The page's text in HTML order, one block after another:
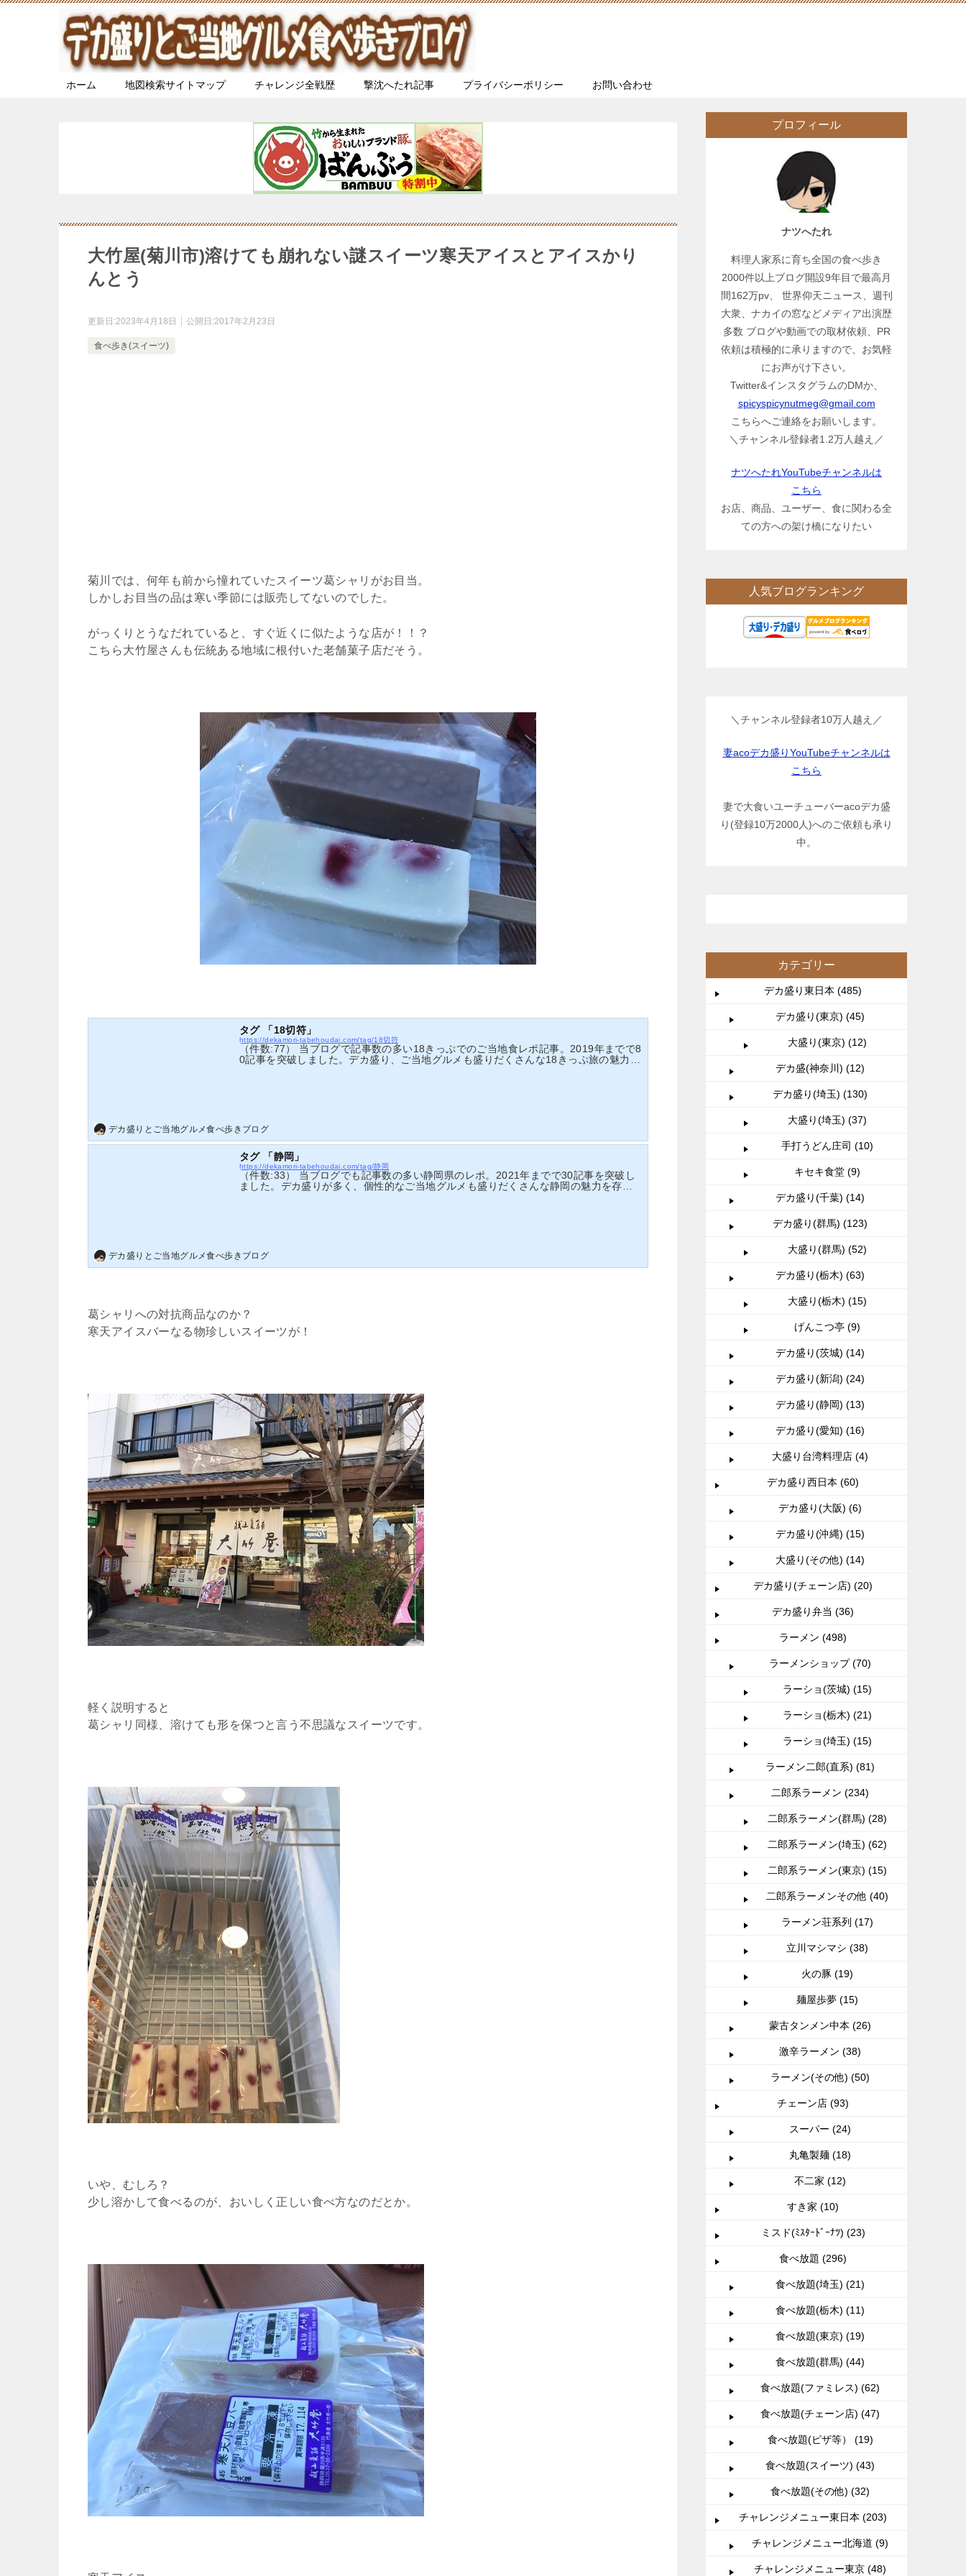
ホーム 地図検索サイトマップ チャレンジ全戦歴 撃沈へたれ記事 プライバシーポリシー お問い合わせ
大竹屋(菊川市)溶けても崩れない謎スイーツ寒天アイスとアイスかり
んとう
更新日:2023年4月18日 公開日:2017年2月23日
食べ歩き(スイーツ)
菊川では、何年も前から憧れていたスイーツ葛シャリがお目当。
しかしお目当の品は寒い季節には販売してないのでした。
がっくりとうなだれていると、すぐ近くに似たような店が！！？
こちら大竹屋さんも伝統ある地域に根付いた老舗菓子店だそう。
タグ 「18切符」
https://dekamori-tabehoudai.com/tag/18切符
（件数:77） 当ブログで記事数の多い18きっぷでのご当地食レポ記事。2019年までで8
0記事を突破しました。デカ盛り、ご当地グルメも盛りだくさんな18きっぷ旅の魅力を
デカ盛りとご当地グルメ食べ歩きブログ
タグ 「静岡」
https://dekamori-tabehoudai.com/tag/静岡
（件数:33） 当ブログでも記事数の多い静岡県のレポ。2021年までで30記事を突破し
ました。デカ盛りが多く、個性的なご当地グルメも盛りだくさんな静岡の魅力を存分
デカ盛りとご当地グルメ食べ歩きブログ
葛シャリへの対抗商品なのか？
寒天アイスバーなる物珍しいスイーツが！
軽く説明すると
葛シャリ同様、溶けても形を保つと言う不思議なスイーツです。
いや、むしろ？
少し溶かして食べるのが、おいしく正しい食べ方なのだとか。
プロフィール
ナツへたれ
料理人家系に育ち全国の食べ歩き
2000件以上ブログ開設9年目で最高月
間162万pv、 世界仰天ニュース、週刊
大衆、ナカイの窓などメディア出演歴
多数 ブログや動画での取材依頼、PR
依頼は積極的に承りますので、お気軽
にお声がけ下さい。
Twitter&インスタグラムのDMか、
spicyspicynutmeg@gmail.com
こちらへご連絡をお願いします。
＼チャンネル登録者1.2万人越え／
ナツへたれYouTubeチャンネルは
こちら
お店、商品、ユーザー、食に関わる全
ての方への架け橋になりたい
人気ブログランキング
＼チャンネル登録者10万人越え／
妻acoデカ盛りYouTubeチャンネルは
こちら
妻で大食いユーチューバーacoデカ盛
り(登録10万2000人)へのご依頼も承り
中。
カテゴリー
デカ盛り東日本 (485)
デカ盛り(東京) (45)
大盛り(東京) (12)
デカ盛(神奈川) (12)
デカ盛り(埼玉) (130)
大盛り(埼玉) (37)
手打うどん庄司 (10)
キセキ食堂 (9)
デカ盛り(千葉) (14)
デカ盛り(群馬) (123)
大盛り(群馬) (52)
デカ盛り(栃木) (63)
大盛り(栃木) (15)
げんこつ亭 (9)
デカ盛り(茨城) (14)
デカ盛り(新潟) (24)
デカ盛り(静岡) (13)
デカ盛り(愛知) (16)
大盛り台湾料理店 (4)
デカ盛り西日本 (60)
デカ盛り(大阪) (6)
デカ盛り(沖縄) (15)
大盛り(その他) (14)
デカ盛り(チェーン店) (20)
デカ盛り弁当 (36)
ラーメン (498)
ラーメンショップ (70)
ラーショ(茨城) (15)
ラーショ(栃木) (21)
ラーショ(埼玉) (15)
ラーメン二郎(直系) (81)
二郎系ラーメン (234)
二郎系ラーメン(群馬) (28)
二郎系ラーメン(埼玉) (62)
二郎系ラーメン(東京) (15)
二郎系ラーメンその他 (40)
ラーメン荘系列 (17)
立川マシマシ (38)
火の豚 (19)
麺屋歩夢 (15)
蒙古タンメン中本 (26)
激辛ラーメン (38)
ラーメン(その他) (50)
チェーン店 (93)
スーパー (24)
丸亀製麺 (18)
不二家 (12)
すき家 (10)
ミスド(ﾐｽﾀｰﾄﾞｰﾅﾂ) (23)
食べ放題 (296)
食べ放題(埼玉) (21)
食べ放題(栃木) (11)
食べ放題(東京) (19)
食べ放題(群馬) (44)
食べ放題(ファミレス) (62)
食べ放題(チェーン店) (47)
食べ放題(ピザ等） (19)
食べ放題(スイーツ) (43)
食べ放題(その他) (32)
チャレンジメニュー東日本 (203)
チャレンジメニュー北海道 (9)
チャレンジメニュー東京 (48)